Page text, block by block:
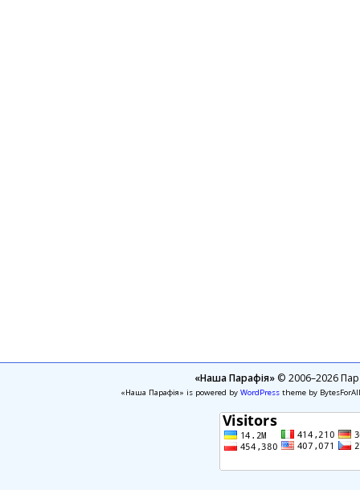
«Наша Парафія»© 2006–2026
«Наша Парафія» is powered by WordPresstheme by